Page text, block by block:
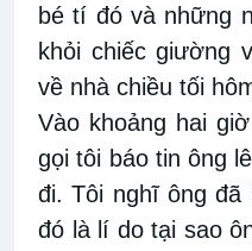
bé tí đó và những
khỏi chiếc giường
về nhà chiều tối
Vào khoảng hai
gọi tôi báo tin ông
đi. Tôi nghĩ ông
đó là lí do tại sao